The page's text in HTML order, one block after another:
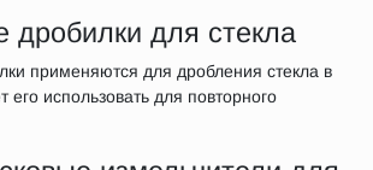
дробилки для стекла
применяются для дробления стекла в
его использовать для повторного